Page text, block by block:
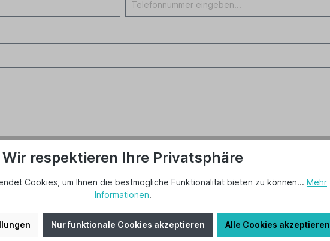
Wir respektieren Ihre Privatsphäre
Cookies, um Ihnen die bestmögliche Funktionalität bieten zu können... Mehr
Informationen.
Nur funktionale Cookies akzeptieren Alle Cookies akzeptieren